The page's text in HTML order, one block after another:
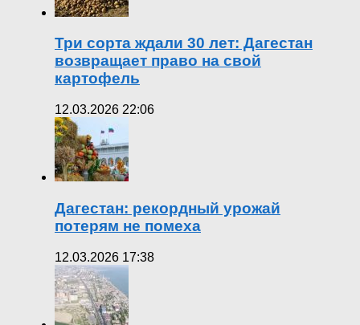
Три сорта ждали 30 лет: Дагестан
возвращает право на свой
картофель
12.03.2026 22:06
Дагестан: рекордный урожай
потерям не помеха
12.03.2026 17:38